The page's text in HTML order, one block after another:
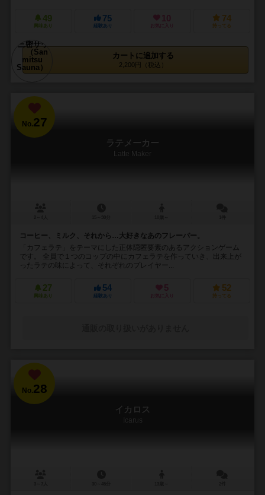
49
興味あり
75
経験あり
10
お気に入り
74
持ってる
カートに追加する
2,200円（税込）
No.27
ラテメーカー
Latte Maker
コーヒー、ミルク、それから…大好きなあのフレーバー。
「カフェラテ」をテーマにした正体隠匿要素のあるアクションゲーム
です。 全員で１つのコップの中にカフェラテを作っていき、出来上が
ったラテの味によって、それぞれのプレイヤー...
27
興味あり
54
経験あり
5
お気に入り
52
持ってる
No.28
イカロス
Icarus